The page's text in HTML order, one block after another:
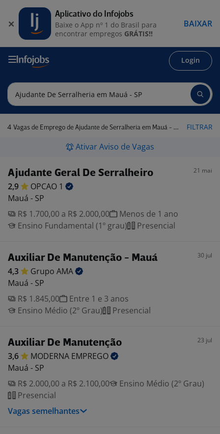
Login
4 Vagas de Emprego de Ajudante de Serralheria em Mauá - SP FILTRAR
Ativar Aviso de Vagas
Ajudante Geral De Serralheiro 21 mai
2,9 OPCAO 1
Mauá - SP
R$ 1.700,00 a R$ 2.000,00
Menos de 1 ano
Ensino Fundamental (1º grau)
Presencial
Auxiliar De Manutenção - Mauá 30 jul
4,3 Grupo AMA
Mauá - SP
R$ 1.845,00
Entre 1 e 3 anos
Ensino Médio (2º Grau)
Presencial
Auxiliar De Manutenção 23 jul
3,6 MODERNA EMPREGO
Mauá - SP
R$ 2.000,00 a R$ 2.100,00
Ensino Médio (2º Grau)
Presencial
Vagas semelhantes
Aplicativo do Infojobs
Baixe o App nº 1 do Brasil para
encontrar empregos GRÁTIS!!
BAIXAR